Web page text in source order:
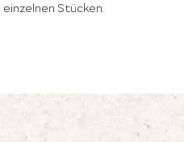
einzelnen Stücken.